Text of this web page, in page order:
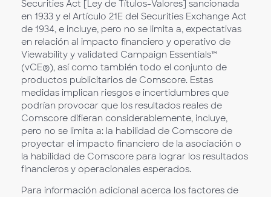
Securities Act [Ley de Títulos-Valores] sancionada
en 1933 y el Artículo 21E del Securities Exchange Act
de 1934, e incluye, pero no se limita a, expectativas
en relación al impacto financiero y operativo de
Viewability y validated Campaign Essentials™
(vCE®), así como también todo el conjunto de
productos publicitarios de Comscore. Estas
medidas implican riesgos e incertidumbres que
podrían provocar que los resultados reales de
Comscore difieran considerablemente, incluye,
pero no se limita a: la habilidad de Comscore de
proyectar el impacto financiero de la asociación o
la habilidad de Comscore para lograr los resultados
financieros y operacionales esperados.
Para información adicional acerca los factores de